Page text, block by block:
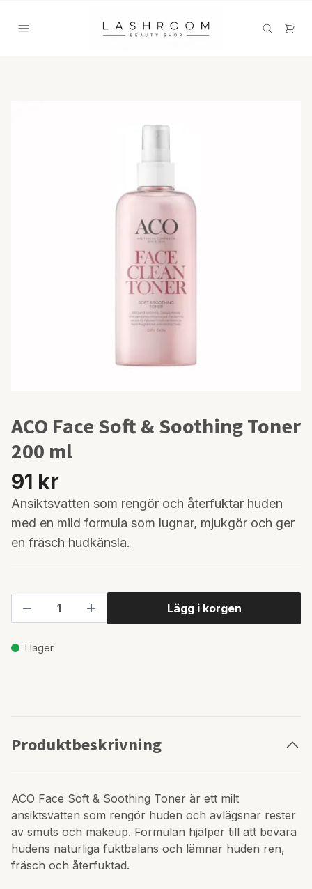
ACO Face Soft & Soothing Toner
200 ml
91 kr
Ansiktsvatten som rengör och återfuktar huden
med en mild formula som lugnar, mjukgör och ger
en fräsch hudkänsla.
Lägg i korgen
I lager
Produktbeskrivning
ACO Face Soft & Soothing Toner är ett milt
ansiktsvatten som rengör huden och avlägsnar rester
av smuts och makeup. Formulan hjälper till att bevara
hudens naturliga fuktbalans och lämnar huden ren,
fräsch och återfuktad.